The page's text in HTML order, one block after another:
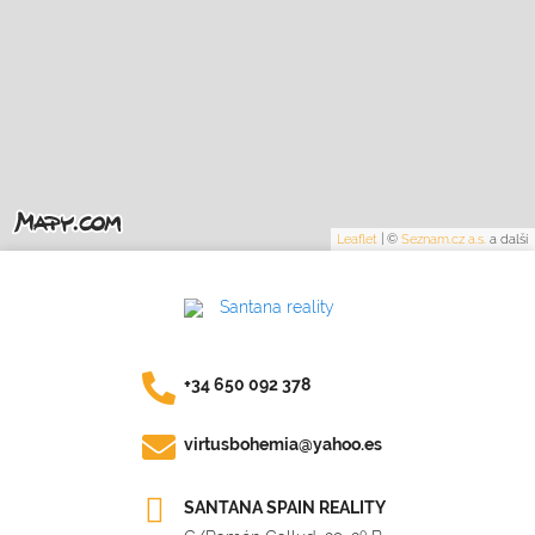
Leaflet ©Seznam.cz a.s. a další
+34 650 092 378
virtusbohemia@yahoo.es
SANTANA SPAIN REALITY